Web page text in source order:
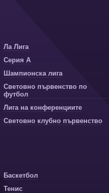
Ла Лига
Серия А
Шампионска лига
Световно първенство по
футбол
Лига на конференциите
Световно клубно първенство
Баскетбол
Тенис